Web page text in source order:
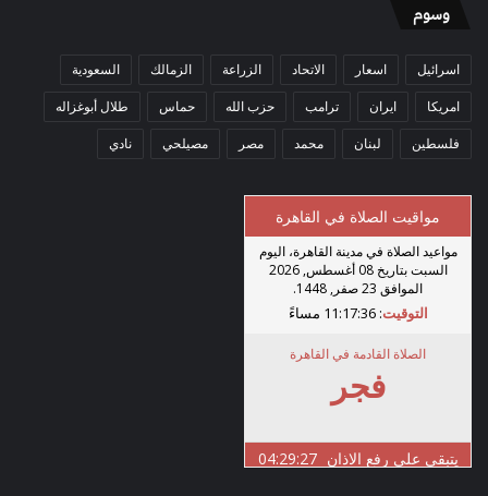
وسوم
اسرائيل اسعار الاتحاد الزراعة الزمالك السعودية
امريكا ايران ترامب حزب الله حماس طلال أبوغزاله
فلسطين لبنان محمد مصر مصيلحي نادي